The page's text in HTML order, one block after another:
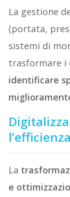
La gestione
(portata,
sistemi di
trasformare i
identificare
La
e